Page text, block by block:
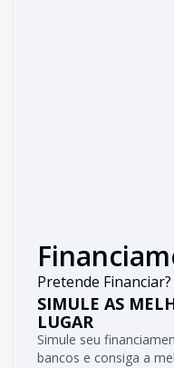
Pretende Financiar?
SIMULE AS
LUGAR
Simule seu
bancos e consiga a